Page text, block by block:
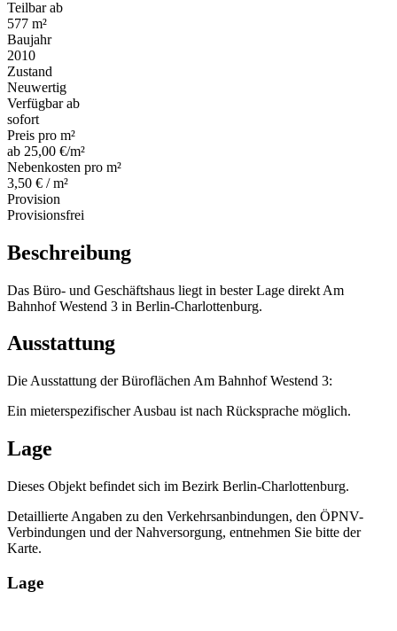
Teilbar ab
577 m²
Baujahr
2010
Zustand
Neuwertig
Verfügbar ab
sofort
Preis pro m²
ab 25,00 €/m²
Nebenkosten pro m²
3,50 € / m²
Provision
Provisionsfrei
Beschreibung
Das Büro- und Geschäftshaus liegt in bester Lage direkt Am
Bahnhof Westend 3 in Berlin-Charlottenburg.
Ausstattung
Die Ausstattung der Büroflächen Am Bahnhof Westend 3:
Ein mieterspezifischer Ausbau ist nach Rücksprache möglich.
Lage
Dieses Objekt befindet sich im Bezirk Berlin-Charlottenburg.
Detaillierte Angaben zu den Verkehrsanbindungen, den ÖPNV-
Verbindungen und der Nahversorgung, entnehmen Sie bitte der
Karte.
Lage